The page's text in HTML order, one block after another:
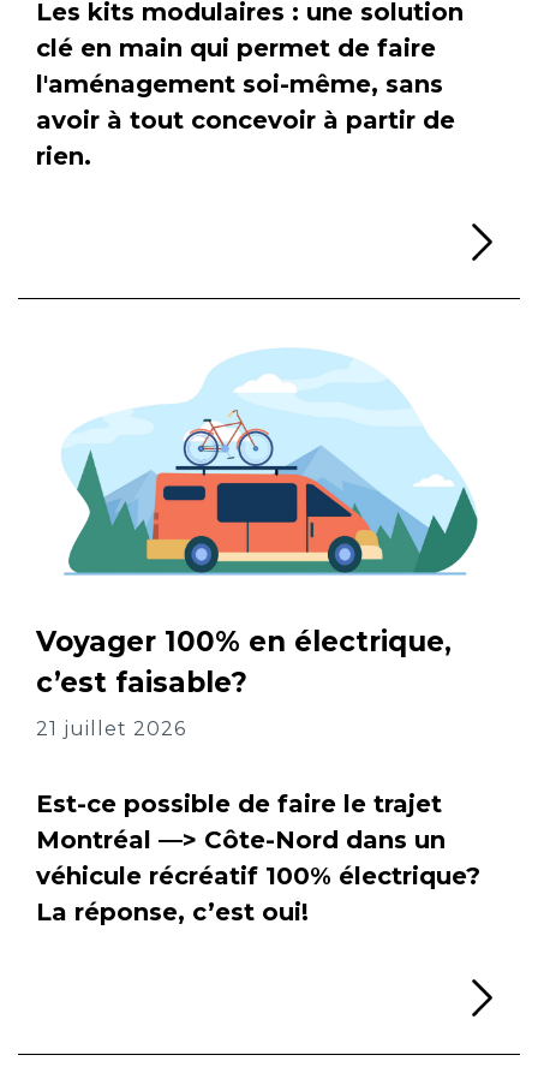
Les kits modulaires : une solution
clé en main qui permet de faire
l'aménagement soi-même, sans
avoir à tout concevoir à partir de
rien.
Voyager 100% en électrique,
c’est faisable?
21 juillet 2026
Est-ce possible de faire le trajet
Montréal —> Côte-Nord dans un
véhicule récréatif 100% électrique?
La réponse, c’est oui!